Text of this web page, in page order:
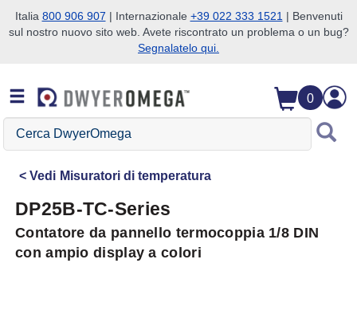
Salta alla ricerca
Salta al contenuto principale
Salta alla navigazione
Italia 800 906 907 | Internazionale +39 022 333 1521 | Benvenuti
sul nostro nuovo sito web. Avete riscontrato un problema o un bug?
Segnalatelo qui.
0
Cerca
DwyerOmega
Vedi Misuratori di temperatura
DP25B-TC-Series
Contatore da pannello termocoppia 1/8 DIN
con ampio display a colori